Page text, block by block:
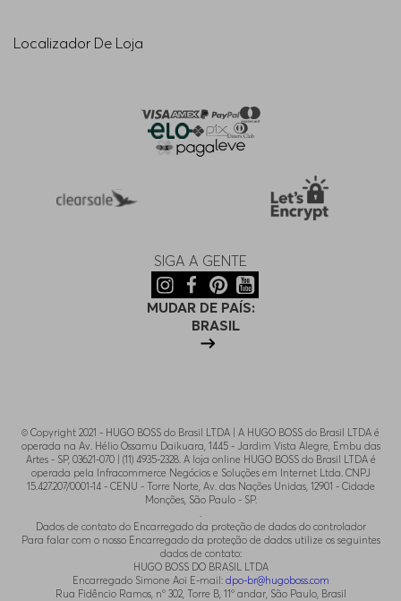
Localizador De Loja
SIGA A GENTE
MUDAR DE PAÍS:
BRASIL
© Copyright 2021 - HUGO BOSS do Brasil LTDA | A HUGO BOSS do Brasil LTDA é
operada na Av. Hélio Ossamu Daikuara, 1445 - Jardim Vista Alegre, Embu das
Artes - SP, 03621-070 | (11) 4935-2328. A loja online HUGO BOSS do Brasil LTDA é
operada pela Infracommerce Negócios e Soluções em Internet Ltda. CNPJ
15.427.207/0001-14 - CENU - Torre Norte, Av. das Nações Unidas, 12901 - Cidade
Monções, São Paulo - SP.
.
Dados de contato do Encarregado da proteção de dados do controlador
Para falar com o nosso Encarregado da proteção de dados utilize os seguintes
dados de contato:
HUGO BOSS DO BRASIL LTDA
Encarregado Simone Aoi E-mail: dpo-br@hugoboss.com
Rua Fidêncio Ramos, n° 302, Torre B, 11° andar, São Paulo, Brasil